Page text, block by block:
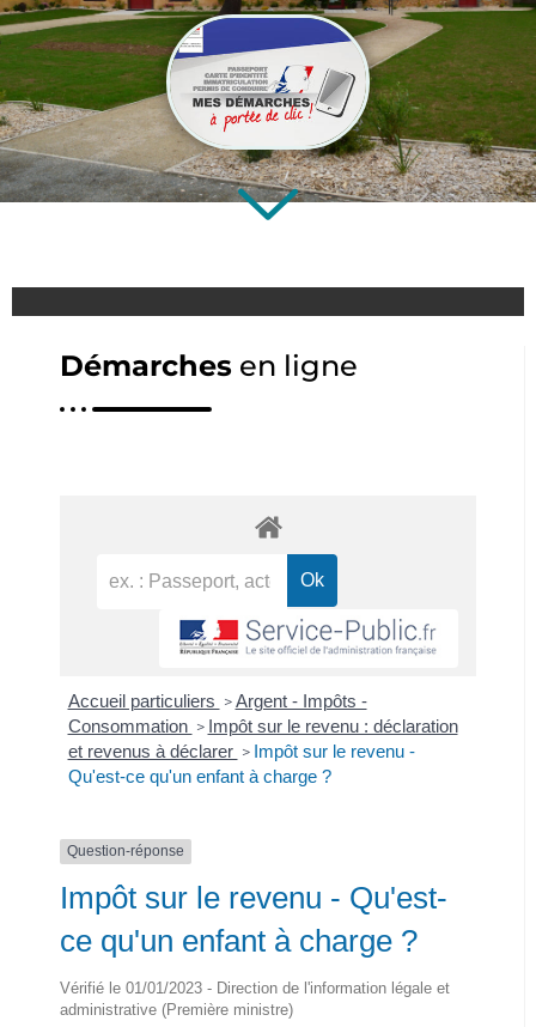
Démarches en ligne
Accueil particuliers > Argent - Impôts -
Consommation > Impôt sur le revenu : déclaration
et revenus à déclarer > Impôt sur le revenu -
Qu'est-ce qu'un enfant à charge ?
Question-réponse
Impôt sur le revenu - Qu'est-
ce qu'un enfant à charge ?
Vérifié le 01/01/2023 - Direction de l'information légale et
administrative (Première ministre)